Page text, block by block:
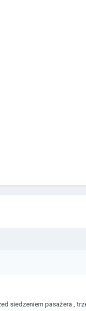
siedzeniem pasażera ,